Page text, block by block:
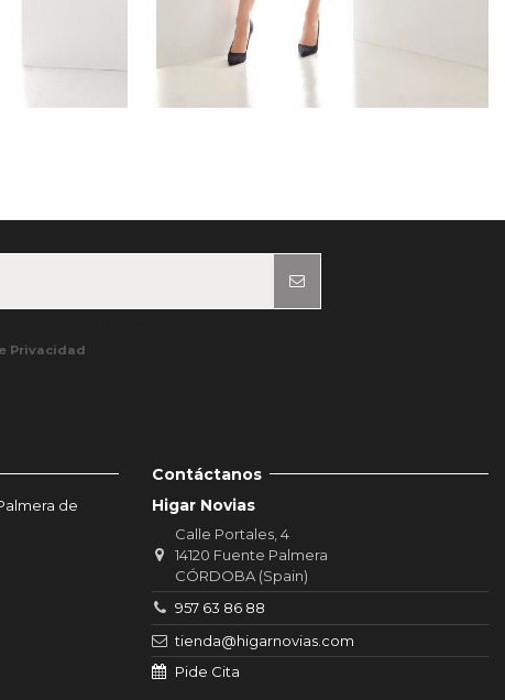
Privacidad
de
Contáctanos
Higar Novias
Calle Portales, 4
14120 Fuente Palmera
CÓRDOBA (Spain)
957 63 86 88
tienda@higarnovias.com
Pide Cita